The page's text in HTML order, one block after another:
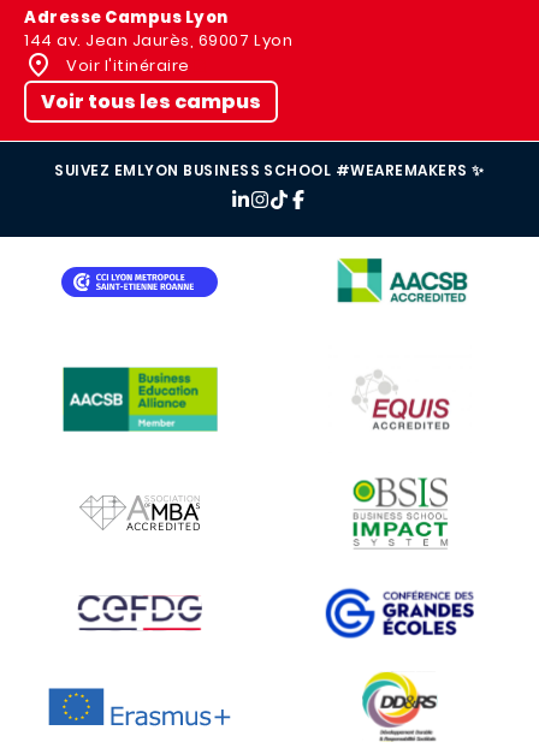
Adresse Campus Lyon
144 av. Jean Jaurès, 69007 Lyon
Voir l'itinéraire
Voir tous les campus
SUIVEZ EMLYON BUSINESS SCHOOL #WEAREMAKERS ✨
IMAGE
IMAGE
IMAGE
IMAGE
IMAGE IMAGE